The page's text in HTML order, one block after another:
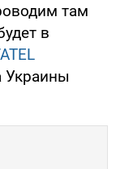
там
в
Украины